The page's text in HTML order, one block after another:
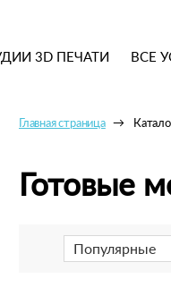
3D ПЕЧАТИ ВСЕ
Главная страница
Готовые
Популярные